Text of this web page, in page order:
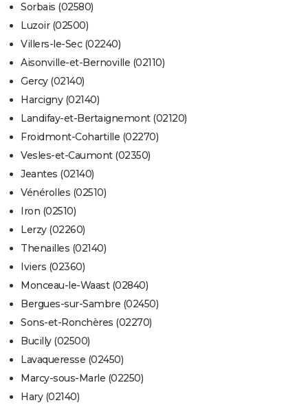
Sorbais (02580)
Luzoir (02500)
Villers-le-Sec (02240)
Aisonville-et-Bernoville (02110)
Gercy (02140)
Harcigny (02140)
Landifay-et-Bertaignemont (02120)
Froidmont-Cohartille (02270)
Vesles-et-Caumont (02350)
Jeantes (02140)
Vénérolles (02510)
Iron (02510)
Lerzy (02260)
Thenailles (02140)
Iviers (02360)
Monceau-le-Waast (02840)
Bergues-sur-Sambre (02450)
Sons-et-Ronchères (02270)
Bucilly (02500)
Lavaqueresse (02450)
Marcy-sous-Marle (02250)
Hary (02140)